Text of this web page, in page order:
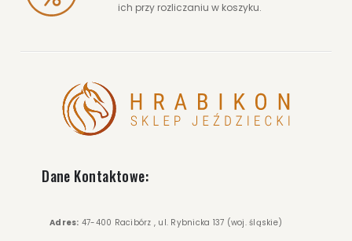
ich przy rozliczaniu w koszyku.
Dane Kontaktowe:
Adres: 47-400 Racibórz , ul. Rybnicka 137 (woj. śląskie)